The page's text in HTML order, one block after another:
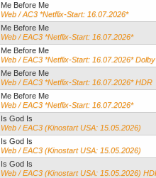
Me Before Me
Web / AC3 *Netflix-Start: 16.07.2026*
Me Before Me
Web / EAC3 *Netflix-Start: 16.07.2026*
Me Before Me
Web / EAC3 *Netflix-Start: 16.07.2026*
Me Before Me
Web / EAC3 *Netflix-Start: 16.07.2026* HDR
Me Before Me
Web / EAC3 *Netflix-Start: 16.07.2026*
Is God Is
Web / EAC3 (Kinostart USA: 15.05.2026)
Is God Is
Web / EAC3 (Kinostart USA: 15.05.2026)
Is God Is
Web / EAC3 (Kinostart USA: 15.05.2026)